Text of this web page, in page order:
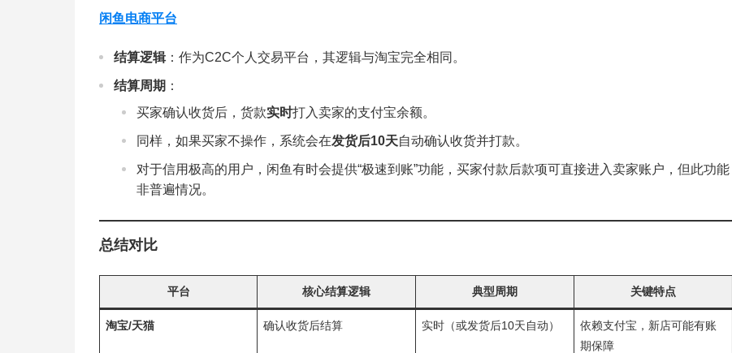
闲鱼电商平台
结算逻辑：作为C2C个人交易平台，其逻辑与淘宝完全相同。
结算周期 ：
买家确认收货后，货款实时打入卖家的支付宝余额。
同样，如果买家不操作，系统会在发货后10天自动确认收货并打款。
对于信用极高的用户，闲鱼有时会提供“极速到账”功能，买家付款后款项可直接进入卖家账户，但此功能
非普遍情况。
总结对比
平台 核心结算逻辑 典型周期 关键特点
淘宝/天猫 确认收货后结算 实时（或发货后10天自动）
依赖支付宝，新店可能有账
期保障